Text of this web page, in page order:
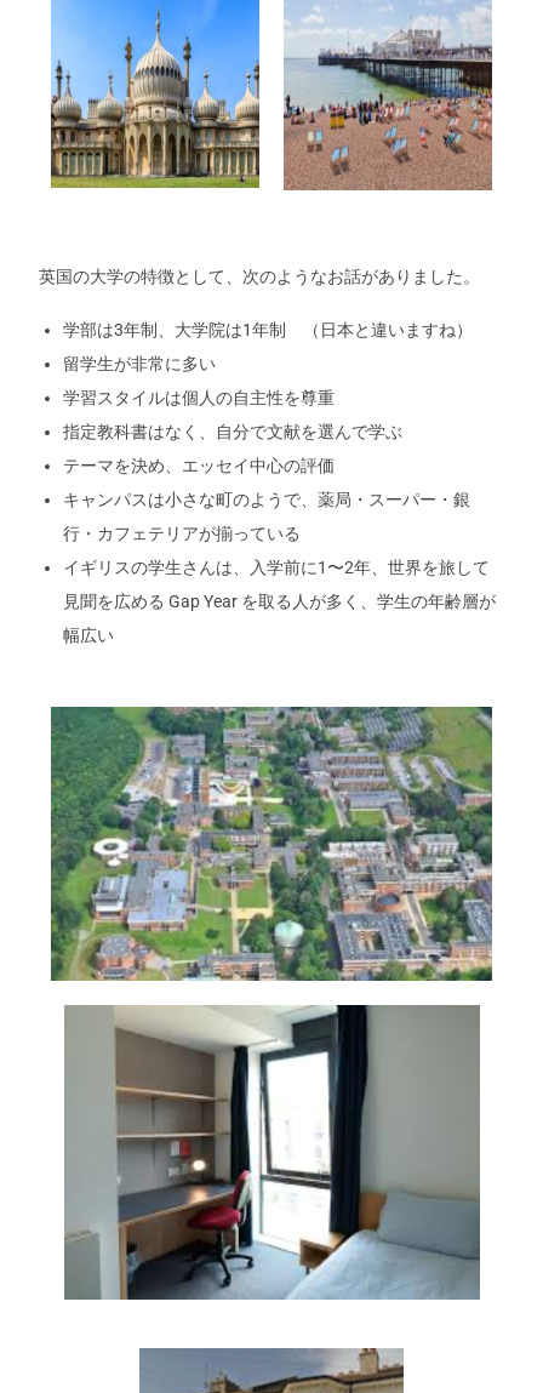
英国の大学の特徴として、次のようなお話がありました。
学部は3年制、大学院は1年制 （日本と違いますね）
留学生が非常に多い
学習スタイルは個人の自主性を尊重
指定教科書はなく、自分で文献を選んで学ぶ
テーマを決め、エッセイ中心の評価
キャンパスは小さな町のようで、薬局・スーパー・銀
行・カフェテリアが揃っている
イギリスの学生さんは、入学前に1〜2年、世界を旅して
見聞を広める Gap Year を取る人が多く、学生の年齢層が
幅広い